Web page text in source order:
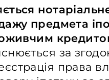
предмета
за
права